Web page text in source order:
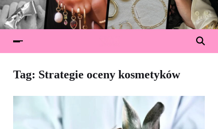
Tag: Strategie oceny kosmetyków